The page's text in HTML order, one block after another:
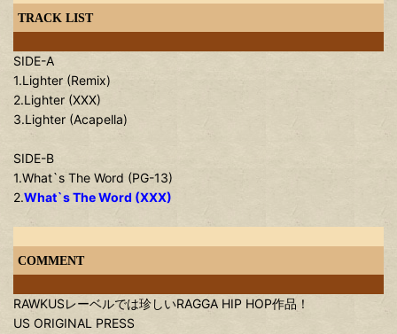
TRACK LIST
SIDE-A
1.Lighter (Remix)
2.Lighter (XXX)
3.Lighter (Acapella)
SIDE-B
1.What`s The Word (PG-13)
2.What`s The Word (XXX)
COMMENT
RAWKUSレーベルでは珍しいRAGGA HIP HOP作品！
US ORIGINAL PRESS